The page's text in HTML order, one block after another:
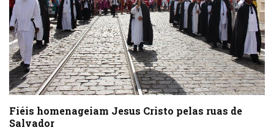
Fiéis homenageiam Jesus Cristo pelas ruas de
Salvador